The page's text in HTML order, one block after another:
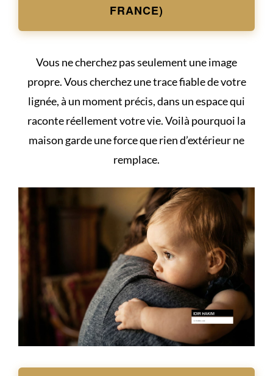
FRANCE)
Vous ne cherchez pas seulement une image
propre. Vous cherchez une trace fiable de votre
lignée, à un moment précis, dans un espace qui
raconte réellement votre vie. Voilà pourquoi la
maison garde une force que rien d’extérieur ne
remplace.